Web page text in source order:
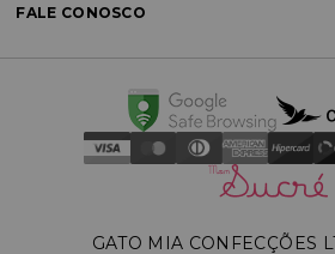
FALE CONOSCO
GATO MIA CONFECÇÕES